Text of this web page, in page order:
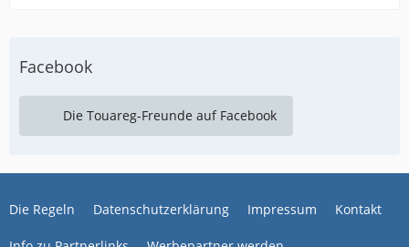
Facebook
Die Touareg-Freunde auf Facebook
Die Regeln Datenschutzerklärung Impressum Kontakt